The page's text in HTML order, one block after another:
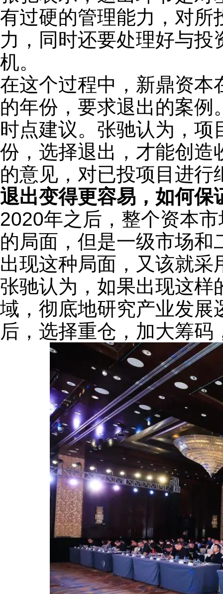
有过硬的管理能力，对所
力，同时还要处理好与
机。
在这个过程中，新鼎资
的年份，要求退出的案
时点建议。张驰认为，
份，选择退出，才能创造
的意见，对已投项目进
退出变得更容易，如何保
2020年之后，整个资本
的局面，但是一级市场
出现这种局面，又该就采
张驰认为，如果出现这样
域，彻底地研究产业发展
后，选择重仓，加大筹